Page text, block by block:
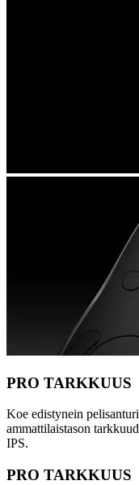
PRO TARKKUUS
Koe edistynein
ammattilaistason
IPS.
PRO TARKKUUS